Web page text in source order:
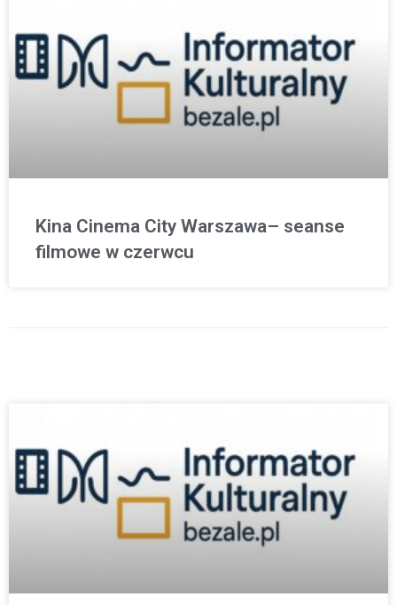
Kina Cinema City Warszawa– seanse
filmowe w czerwcu